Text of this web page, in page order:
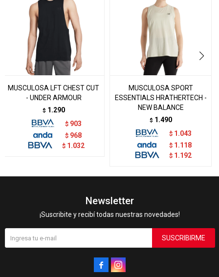
MUSCULOSA LFT CHEST CUT
- UNDER ARMOUR
$ 1.290
$ 903
$ 968
$ 1.032
MUSCULOSA SPORT
ESSENTIALS HRATHERTECH -
NEW BALANCE
$ 1.490
$ 1.043
$ 1.118
$ 1.192
Newsletter
¡Suscribite y recibí todas nuestras novedades!
SUSCRIBIRME
 